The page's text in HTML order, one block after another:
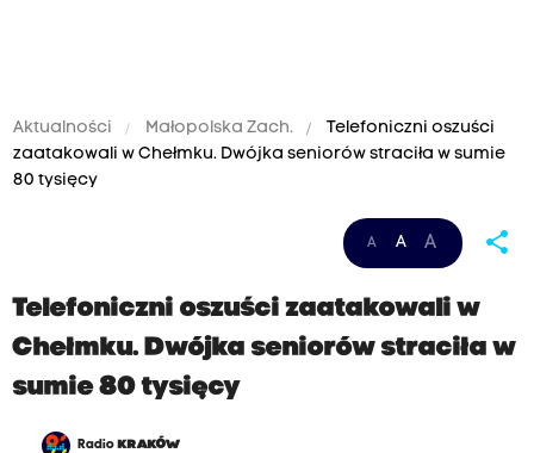
Aktualności Małopolska Zach.
Telefoniczni oszuści
zaatakowali w Chełmku. Dwójka seniorów straciła w sumie
80 tysięcy
A A A share
Telefoniczni oszuści zaatakowali w
Chełmku. Dwójka seniorów straciła w
sumie 80 tysięcy
Radio KRAKÓW